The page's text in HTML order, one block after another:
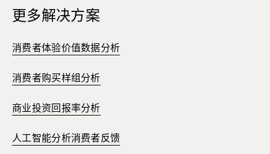
更多解决方案
消费者体验价值数据分析
消费者购买样组分析
商业投资回报率分析
人工智能分析消费者反馈